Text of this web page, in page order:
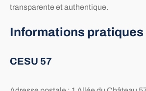
transparente et authentique.
Informations pratiques
CESU 57